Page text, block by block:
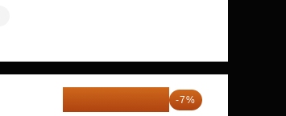
33 290 280 ₽ -7%